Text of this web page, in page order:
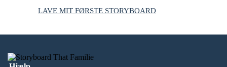
LAVE MIT FØRSTE STORYBOARD